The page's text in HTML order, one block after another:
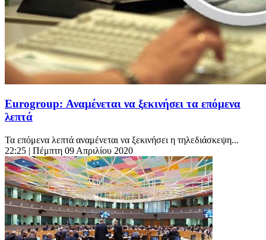
Eurogroup: Αναμένεται να ξεκινήσει τα επόμενα
λεπτά
Τα επόμενα λεπτά αναμένεται να ξεκινήσει η τηλεδιάσκεψη...
22:25 | Πέμπτη 09 Απριλίου 2020